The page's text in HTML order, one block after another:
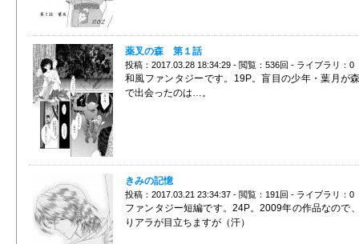
薬叉の森 第１話
投稿：2017.03.28 18:34:29 - 閲覧：536回 - ライブラリ：0
和風ファンタジーです。19P。盲目の少年・葉月が
で出会ったのは…。
きみの記憶
投稿：2017.03.21 23:34:37 - 閲覧：191回 - ライブラリ：0
ファンタジー短編です。24P。2009年の作品なので
りアラが目立ちますが（汗）